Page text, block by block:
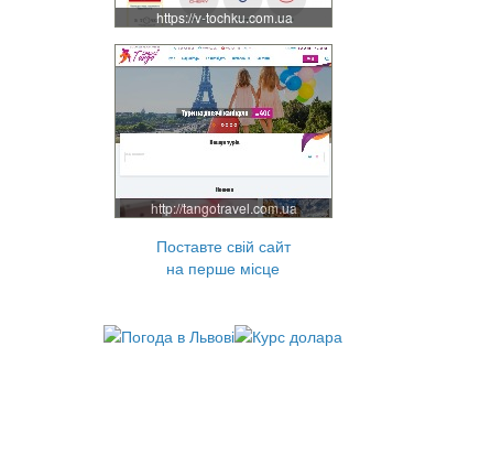
https://v-tochku.com.ua
http://tangotravel.com.ua
Поставте свій сайт
на перше місце